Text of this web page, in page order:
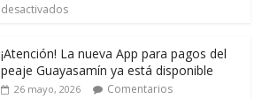
desactivados
¡Atención! La nueva App para pagos del
peaje Guayasamín ya está disponible
26 mayo, 2026
Comentarios